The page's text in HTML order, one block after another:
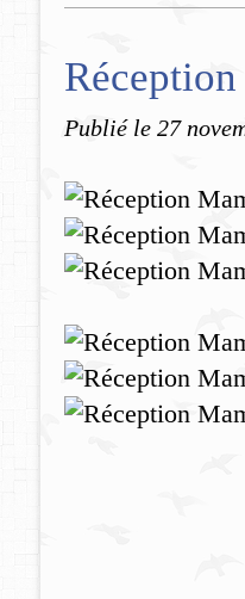
Publié le 27